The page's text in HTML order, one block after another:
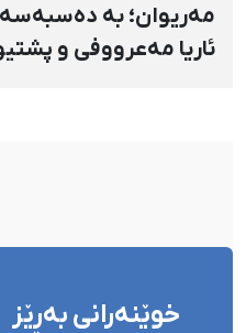
مەریوان؛ بە
ئاریا مەعرووفی و
خوێنەرانی بەڕێز